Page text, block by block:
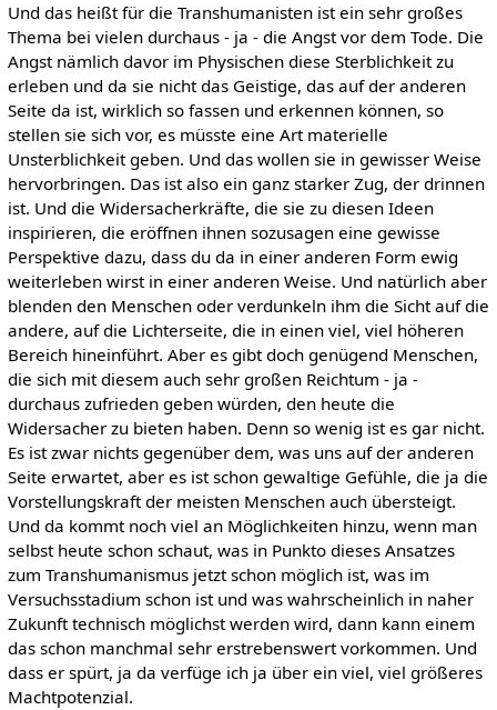
Und das heißt für die Transhumanisten ist ein sehr großes
Thema bei vielen durchaus - ja - die Angst vor dem Tode. Die
Angst nämlich davor im Physischen diese Sterblichkeit zu
erleben und da sie nicht das Geistige, das auf der anderen
Seite da ist, wirklich so fassen und erkennen können, so
stellen sie sich vor, es müsste eine Art materielle
Unsterblichkeit geben. Und das wollen sie in gewisser Weise
hervorbringen. Das ist also ein ganz starker Zug, der drinnen
ist. Und die Widersacherkräfte, die sie zu diesen Ideen
inspirieren, die eröffnen ihnen sozusagen eine gewisse
Perspektive dazu, dass du da in einer anderen Form ewig
weiterleben wirst in einer anderen Weise. Und natürlich aber
blenden den Menschen oder verdunkeln ihm die Sicht auf die
andere, auf die Lichterseite, die in einen viel, viel höheren
Bereich hineinführt. Aber es gibt doch genügend Menschen,
die sich mit diesem auch sehr großen Reichtum - ja -
durchaus zufrieden geben würden, den heute die
Widersacher zu bieten haben. Denn so wenig ist es gar nicht.
Es ist zwar nichts gegenüber dem, was uns auf der anderen
Seite erwartet, aber es ist schon gewaltige Gefühle, die ja die
Vorstellungskraft der meisten Menschen auch übersteigt.
Und da kommt noch viel an Möglichkeiten hinzu, wenn man
selbst heute schon schaut, was in Punkto dieses Ansatzes
zum Transhumanismus jetzt schon möglich ist, was im
Versuchsstadium schon ist und was wahrscheinlich in naher
Zukunft technisch möglichst werden wird, dann kann einem
das schon manchmal sehr erstrebenswert vorkommen. Und
dass er spürt, ja da verfüge ich ja über ein viel, viel größeres
Machtpotenzial.